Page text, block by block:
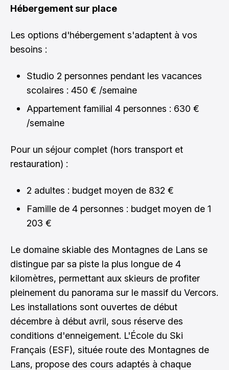
Hébergement sur place
Les options d'hébergement s'adaptent à vos
besoins :
Studio 2 personnes pendant les vacances
scolaires : 450 € /semaine
Appartement familial 4 personnes : 630 €
/semaine
Pour un séjour complet (hors transport et
restauration) :
2 adultes : budget moyen de 832 €
Famille de 4 personnes : budget moyen de 1
203 €
Le domaine skiable des Montagnes de Lans se
distingue par sa piste la plus longue de 4
kilomètres, permettant aux skieurs de profiter
pleinement du panorama sur le massif du Vercors.
Les installations sont ouvertes de début
décembre à début avril, sous réserve des
conditions d'enneigement. L'École du Ski
Français (ESF), située route des Montagnes de
Lans, propose des cours adaptés à chaque